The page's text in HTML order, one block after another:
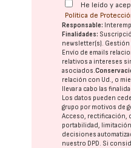
He leído y
Política de
Responsable:
Finalidades:
newsletter(s). Gestión
Envío de emails
relativos a intereses
asociados.
relación con Ud., o
llevar a cabo las
Los datos pueden
grupo por motivos de
Acceso, rectificación,
portabilidad,
decisiones
nuestro DPD. Si